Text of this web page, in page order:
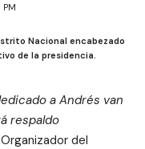
Nacional encabezado
de la presidencia.
a Andrés van
respaldo
del